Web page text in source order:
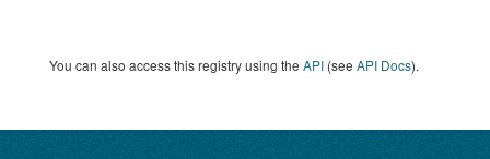
You can also access this registry using the API (see API Docs).